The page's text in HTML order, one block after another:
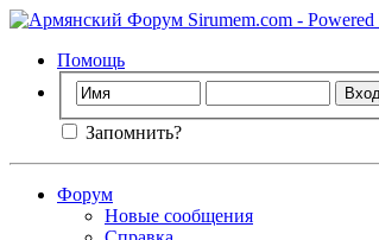
Помощь
Запомнить?
Форум
Новые сообщения